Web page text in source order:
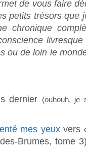
de vous faire
petits trésors que
chronique
ou de loin le
dernier (ouhouh, je
mes yeuxvers
Brumes, tome